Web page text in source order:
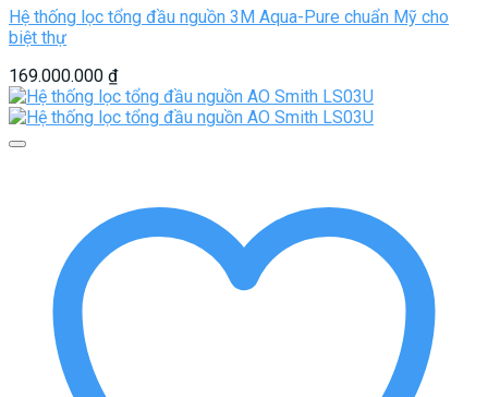
Hệ thống lọc tổng đầu nguồn 3M Aqua-Pure chuẩn Mỹ cho
biệt thự
169.000.000 ₫